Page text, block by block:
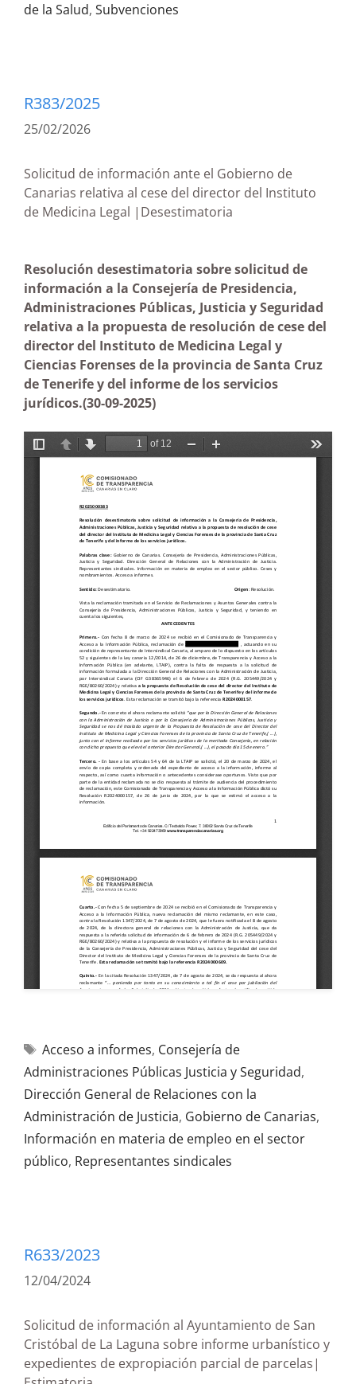
de la Salud, Subvenciones
R383/2025
25/02/2026
Solicitud de información ante el Gobierno de
Canarias relativa al cese del director del Instituto
de Medicina Legal |Desestimatoria
Resolución desestimatoria sobre solicitud de
información a la Consejería de Presidencia,
Administraciones Públicas, Justicia y Seguridad
relativa a la propuesta de resolución de cese del
director del Instituto de Medicina Legal y
Ciencias Forenses de la provincia de Santa Cruz
de Tenerife y del informe de los servicios
jurídicos.(30-09-2025)
Acceso a informes, Consejería de
Administraciones Públicas Justicia y Seguridad,
Dirección General de Relaciones con la
Administración de Justicia, Gobierno de Canarias,
Información en materia de empleo en el sector
público, Representantes sindicales
R633/2023
12/04/2024
Solicitud de información al Ayuntamiento de San
Cristóbal de La Laguna sobre informe urbanístico y
expedientes de expropiación parcial de parcelas|